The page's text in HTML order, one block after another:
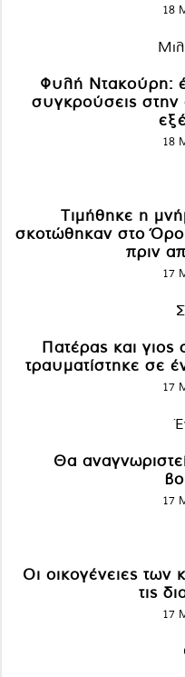
18
Φυλή Ντακούρη:
συγκρούσεις
18
Τιμήθηκε η
σκοτώθηκαν στο
πριν
17
Πατέρας και
τραυματίστηκε σε
17
Θα
17
Οι οικογένειες
τις
17